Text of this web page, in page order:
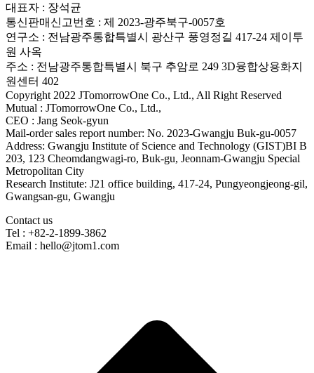
대표자 : 장석균
통신판매신고번호 : 제 2023-광주북구-0057호
연구소 : 전남광주통합특별시 광산구 풍영정길 417-24 제이투
원 사옥
주소 : 전남광주통합특별시 북구 추암로 249 3D융합상용화지
원센터 402
Copyright 2022 JTomorrowOne Co., Ltd., All Right Reserved
Mutual : JTomorrowOne Co., Ltd.,
CEO : Jang Seok-gyun
Mail-order sales report number: No. 2023-Gwangju Buk-gu-0057
Address: Gwangju Institute of Science and Technology (GIST)BI B
203, 123 Cheomdangwagi-ro, Buk-gu, Jeonnam-Gwangju Special
Metropolitan City
Research Institute: J21 office building, 417-24, Pungyeongjeong-gil,
Gwangsan-gu, Gwangju
Contact us
Tel : +82-2-1899-3862
Email : hello@jtom1.com